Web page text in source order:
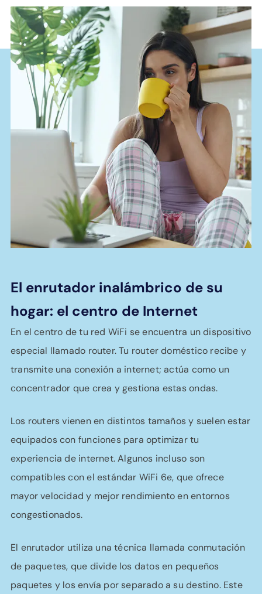
El enrutador inalámbrico de su
hogar: el centro de Internet
En el centro de tu red WiFi se encuentra un dispositivo
especial llamado router. Tu router doméstico recibe y
transmite una conexión a internet; actúa como un
concentrador que crea y gestiona estas ondas.
Los routers vienen en distintos tamaños y suelen estar
equipados con funciones para optimizar tu
experiencia de internet. Algunos incluso son
compatibles con el estándar WiFi 6e, que ofrece
mayor velocidad y mejor rendimiento en entornos
congestionados.
El enrutador utiliza una técnica llamada conmutación
de paquetes, que divide los datos en pequeños
paquetes y los envía por separado a su destino. Este